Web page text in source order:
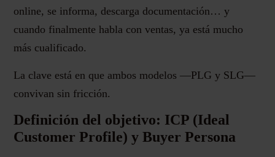
online, se informa, descarga documentación… y
cuando finalmente habla con ventas, ya está mucho
más cualificado.
La clave está en que ambos modelos —PLG y SLG—
convivan sin fricción.
Definición del objetivo: ICP (Ideal
Customer Profile) y Buyer Persona